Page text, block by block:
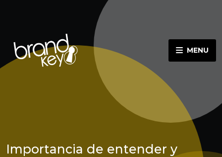
MENU
Importancia de entender y